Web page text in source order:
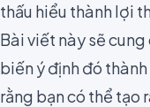
thấu hiểu thành lợi
Bài viết này sẽ
biến ý định đó
rằng bạn có thể tạo